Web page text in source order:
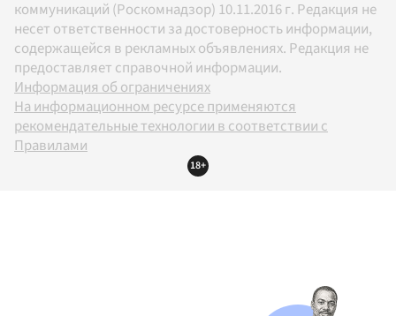
коммуникаций (Роскомнадзор) 10.11.2016 г. Редакция не
несет ответственности за достоверность информации,
содержащейся в рекламных объявлениях. Редакция не
предоставляет справочной информации.
Информация об ограничениях
На информационном ресурсе применяются
рекомендательные технологии в соответствии с
Правилами
18+